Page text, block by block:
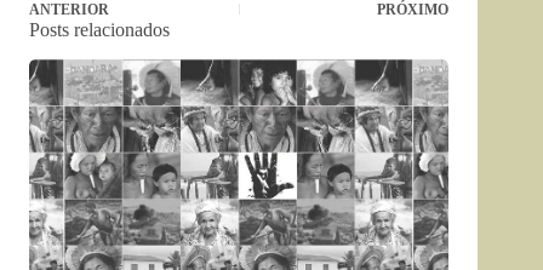
ANTERIOR PRÓXIMO
Posts relacionados